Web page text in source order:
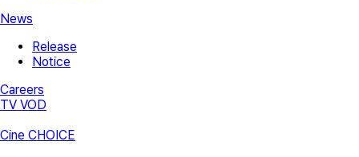
News
Release
Notice
Careers
TV VOD
Cine CHOICE